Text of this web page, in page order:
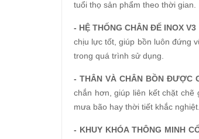
tuổi thọ sản phẩm theo thời gian.
- HỆ THỐNG CHÂN ĐẾ INOX
chịu lực tốt, giúp bồn luôn đứng
trong quá trình sử dụng.
- THÂN VÀ CHÂN BỒN ĐƯỢC
chắn hơn, giúp liên kết chặt chẽ
mưa bão hay thời tiết khắc nghiệt.
- KHUY KHÓA THÔNG MINH